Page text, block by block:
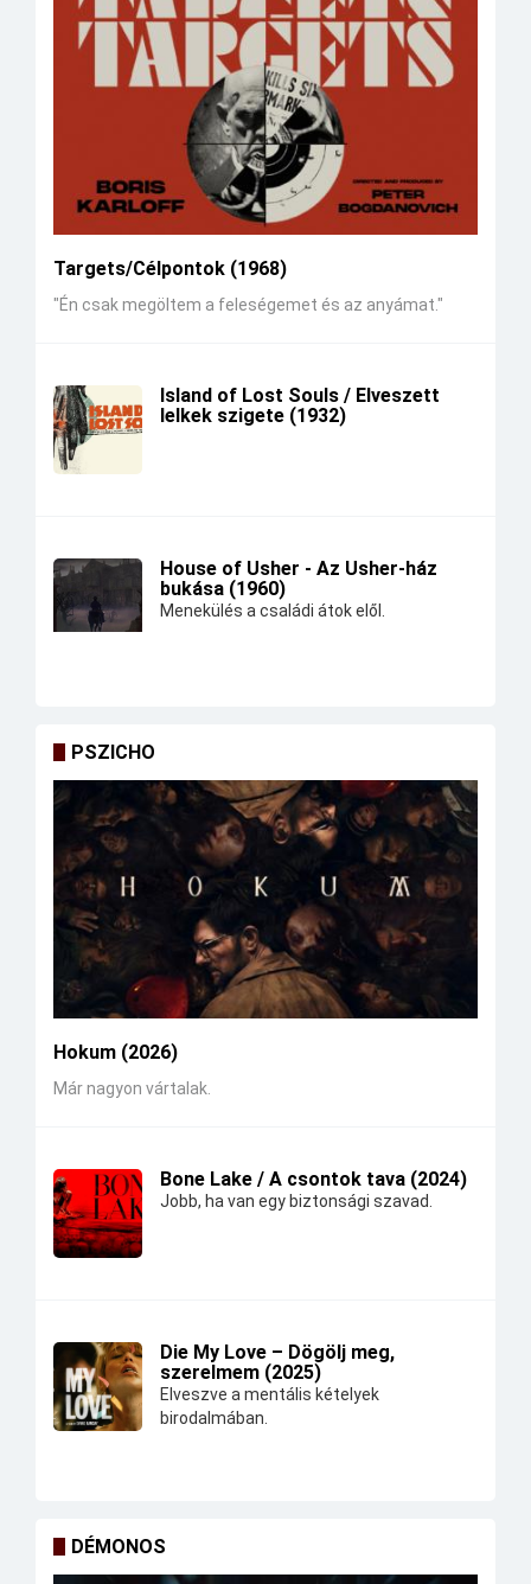
Targets/Célpontok (1968)
"Én csak megöltem a feleségemet és az anyámat."
Island of Lost Souls / Elveszett
lelkek szigete (1932)
House of Usher - Az Usher-ház
bukása (1960)
Menekülés a családi átok elől.
PSZICHO
Hokum (2026)
Már nagyon vártalak.
Bone Lake / A csontok tava (2024)
Jobb, ha van egy biztonsági szavad.
Die My Love – Dögölj meg,
szerelmem (2025)
Elveszve a mentális kételyek
birodalmában.
DÉMONOS